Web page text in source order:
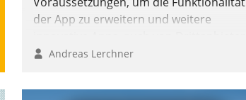
der App zu erweitern und weitere
in SAP zu integrieren.
Andreas Lerchner